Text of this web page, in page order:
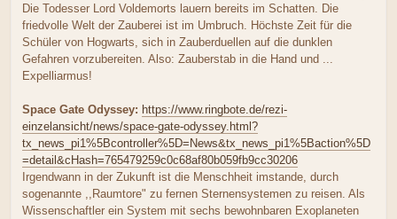
Die Todesser Lord Voldemorts lauern bereits im Schatten. Die
friedvolle Welt der Zauberei ist im Umbruch. Höchste Zeit für die
Schüler von Hogwarts, sich in Zauberduellen auf die dunklen
Gefahren vorzubereiten. Also: Zauberstab in die Hand und ...
Expelliarmus!
Space Gate Odyssey: https://www.ringbote.de/rezi-
einzelansicht/news/space-gate-odyssey.html?
tx_news_pi1%5Bcontroller%5D=News&tx_news_pi1%5Baction%5D
=detail&cHash=765479259c0c68af80b059fb9cc30206
Irgendwann in der Zukunft ist die Menschheit imstande, durch
sogenannte ,,Raumtore" zu fernen Sternensystemen zu reisen. Als
Wissenschaftler ein System mit sechs bewohnbaren Exoplaneten